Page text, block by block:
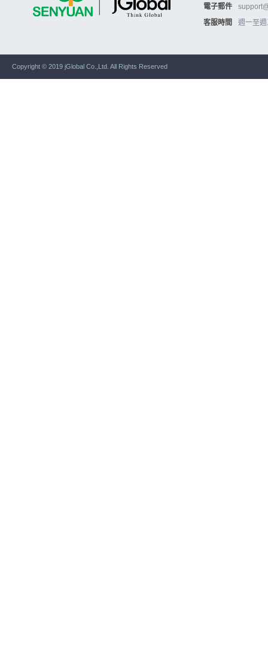
電子郵件
客服時間
週一至
Copyright © 2019 jGlobal Co.,Ltd. All Rights Reserved